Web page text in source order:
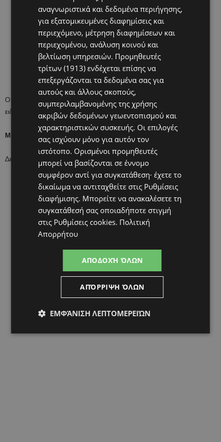
Ο Γιώργος ξύπνησε με βήχα και δεν άκουσε τις οδηγίες των
ειδικών!
ΜΕΝΟΥΜΕ ΣΠΙΤΙ και ακολουθούμε όλες τις οδηγίες.
Δείτε το βίντεο!
αναγνωριστικά και δεδομένα περιήγησης,
για εξατομικευμένες διαφημίσεις και
περιεχόμενο, μέτρηση διαφημίσεων και
περιεχομένου, ανάλυση κοινού και
βελτίωση υπηρεσιών. Προμηθευτές
τρίτων (1913) ενδέχεται επίσης να
επεξεργάζονται τα δεδομένα σας για
αυτούς και άλλους σκοπούς,
συμπεριλαμβανομένης της χρήσης
ακριβών δεδομένων γεωεντοπισμού και
χαρακτηριστικών συσκευής. Οι επιλογές
σας ισχύουν μόνο για αυτόν τον
ιστότοπο. Ορισμένοι προμηθευτές
μπορεί να βασίζονται σε έννομο
συμφέρον αντί για συγκατάθεση· έχετε το
δικαίωμα να αντιταχθείτε στις Ρυθμίσεις
διαφήμισης. Μπορείτε να ανακαλέσετε τη
συγκατάθεσή σας οποιαδήποτε στιγμή
στις Ρυθμίσεις cookies. Πολιτική
Απορρήτου
ΑΠΟΔΟΧΉ ΌΛΩΝ
ΑΠΌΡΡΙΨΗ ΌΛΩΝ
ΕΜΦΆΝΙΣΗ ΛΕΠΤΟΜΕΡΕΙΏΝ